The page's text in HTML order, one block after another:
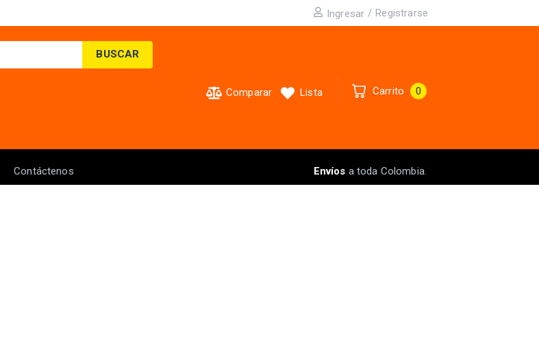
Ingresar / Registrarse
BUSCAR
Comparar Lista Carrito 0
Contáctenos Envíos a toda Colombia.